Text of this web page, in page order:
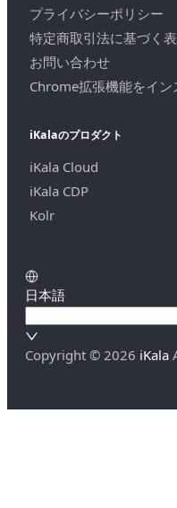
プライバシーポリシー
特定商取引法に基づく
お問い合わせ
Chrome拡張機能をイン
iKalaのプロダクト
iKala Cloud
iKala CDP
Kolr
日本語
Copyright © 2026 iKala